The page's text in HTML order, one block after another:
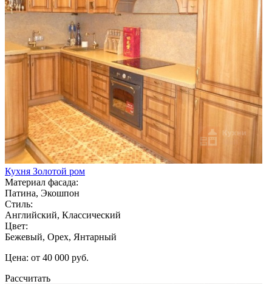
Кухня Золотой ром
Материал фасада:
Патина, Экошпон
Стиль:
Английский, Классический
Цвет:
Бежевый, Орех, Янтарный
Цена: от 40 000 руб.
Рассчитать